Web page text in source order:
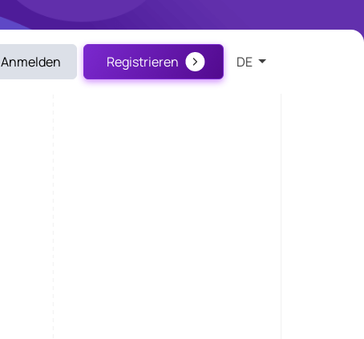
Anmelden Registrieren DE